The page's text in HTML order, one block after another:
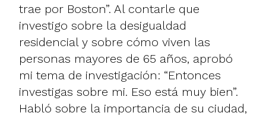
trae por Boston”. Al contarle que
investigo sobre la desigualdad
residencial y sobre cómo viven las
personas mayores de 65 años, aprobó
mi tema de investigación: “Entonces
investigas sobre mi. Eso está muy bien”.
Habló sobre la importancia de su ciudad,